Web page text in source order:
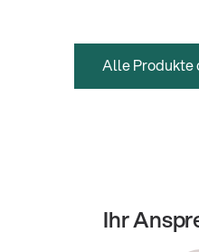
Alle Produkte
Ihr